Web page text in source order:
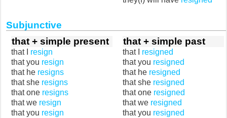
Subjunctive
that + simple present
that I resign
that you resign
that he resigns
that she resigns
that one resigns
that we resign
that you resign
that + simple past
that I resigned
that you resigned
that he resigned
that she resigned
that one resigned
that we resigned
that you resigned